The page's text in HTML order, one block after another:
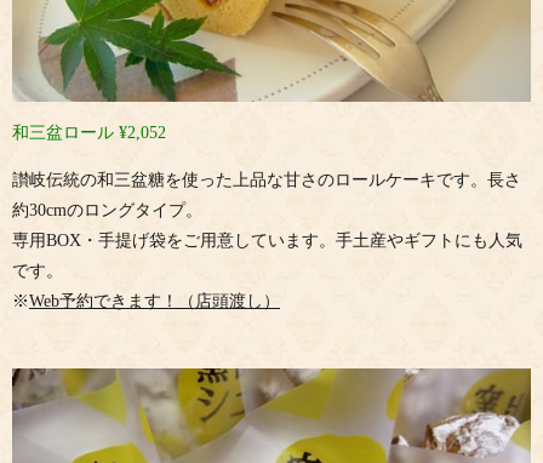
和三盆ロール ¥2,052
讃岐伝統の和三盆糖を使った上品な甘さのロールケーキです。長さ
約30cmのロングタイプ。
専用BOX・手提げ袋をご用意しています。手土産やギフトにも人気
です。
※Web予約できます！（店頭渡し）